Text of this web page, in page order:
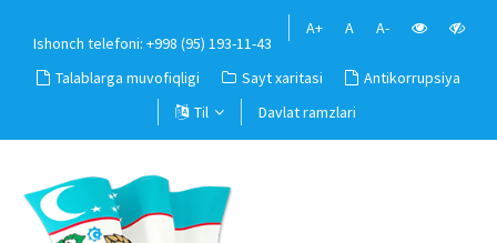
Ishonch telefoni: +998 (95) 193-11-43
A+ A A-
Talablarga muvofiqligi Sayt xaritasi
Antikorrupsiya
Til
Davlat ramzlari